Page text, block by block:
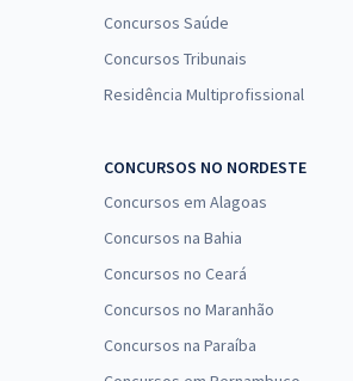
Concursos Saúde
Concursos Tribunais
Residência Multiprofissional
CONCURSOS NO NORDESTE
Concursos em Alagoas
Concursos na Bahia
Concursos no Ceará
Concursos no Maranhão
Concursos na Paraíba